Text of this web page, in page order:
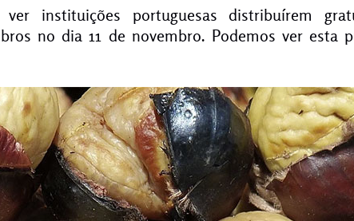
instituições portuguesas distribuírem
no dia 11 de novembro. Podemos ver esta